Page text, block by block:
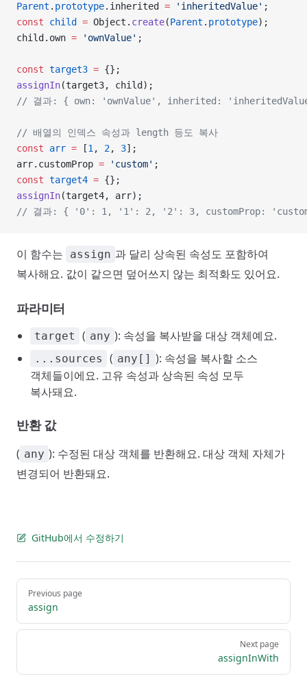
Parent . prototype.inherited = 'inheritedValue' ;
const child = Object. create(Parent . prototype);
child.own = 'ownValue' ;
const target3 = {};
assignIn(target3, child);
// 결과: { own: 'ownValue', inherited:
// 배열의 인덱스 속성과 length 등도 복사
const arr = [1 , 2, 3];
arr.customProp = 'custom' ;
const target4 = {};
assignIn(target4, arr);
// 결과: { '0': 1, '1': 2, '2': 3, customProp:
이 함수는 assign 과 달리 상속된 속성도 포함하여
복사해요. 값이 같으면 덮어쓰지 않는 최적화도 있어요.
파라미터
target ( any ): 속성을 복사받을 대상 객체예요.
...sources ( any[] ): 속성을 복사할 소스
객체들이에요. 고유 속성과 상속된 속성 모두
복사돼요.
반환 값
( any ): 수정된 대상 객체를 반환해요. 대상 객체 자체가
변경되어 반환돼요.
GitHub에서 수정하기
Pager
Previous page
assign
Next page
assignInWith